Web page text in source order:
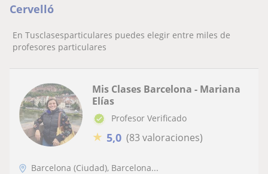
Cervelló
En Tusclasesparticulares puedes elegir entre miles de
profesores particulares
Mis Clases Barcelona - Mariana
Elías
Profesor Verificado
★ 5,0 (83 valoraciones)
Barcelona (Ciudad), Barcelona...